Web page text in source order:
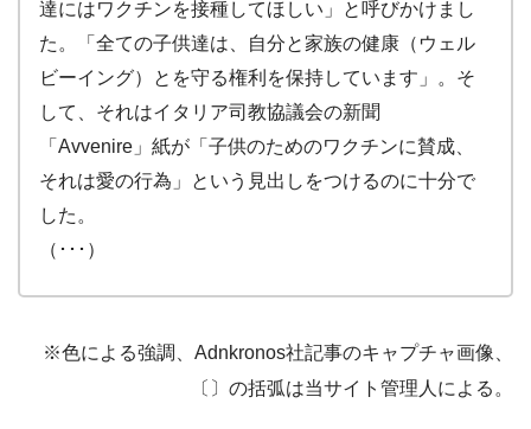
達にはワクチンを接種してほしい」と呼びかけまし
た。「全ての子供達は、自分と家族の健康（ウェル
ビーイング）とを守る権利を保持しています」。そ
して、それはイタリア司教協議会の新聞
「Avvenire」紙が「子供のためのワクチンに賛成、
それは愛の行為」という見出しをつけるのに十分で
した。
（･･･）
※色による強調、Adnkronos社記事のキャプチャ画像、
〔〕の括弧は当サイト管理人による。